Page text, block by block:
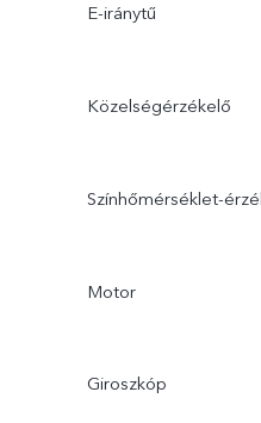
E-iránytű
Közelségérzékelő
Színhőmérséklet-
Motor
Giroszkóp